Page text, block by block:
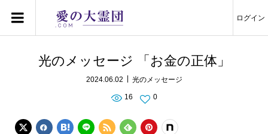
ログイン
光のメッセージ 「お金の正体」
2024.06.02 光のメッセージ
16 0